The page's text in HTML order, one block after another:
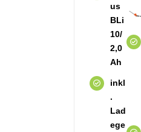
us
BLi
10/
2,0
Ah
inkl
.
Lad
ege